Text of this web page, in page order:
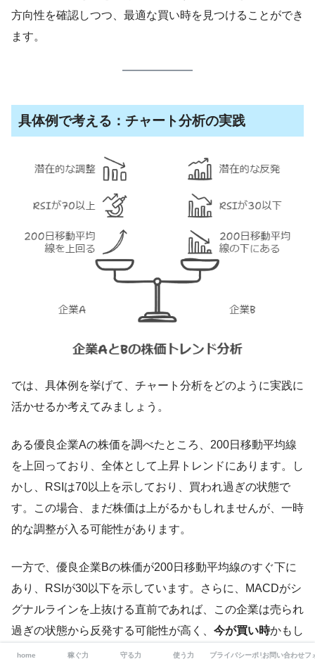
方向性を確認しつつ、最適な買い時を見つけることができ
ます。
具体例で考える：チャート分析の実践
では、具体例を挙げて、チャート分析をどのように実践に
活かせるか考えてみましょう。
ある優良企業Aの株価を調べたところ、200日移動平均線
を上回っており、全体として上昇トレンドにあります。し
かし、RSIは70以上を示しており、買われ過ぎの状態で
す。この場合、まだ株価は上がるかもしれませんが、一時
的な調整が入る可能性があります。
一方で、優良企業Bの株価が200日移動平均線のすぐ下に
あり、RSIが30以下を示しています。さらに、MACDがシ
グナルラインを上抜ける直前であれば、この企業は売られ
過ぎの状態から反発する可能性が高く、 今が買い時かもし
れません。
home 稼ぐ力 守る力 使う力 プライバシーポリシー/免責事項
お問い合わせフ